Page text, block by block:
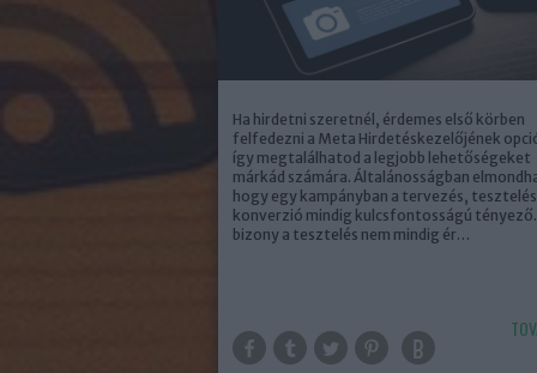
Ha hirdetni szeretnél, érdemes első körben
felfedezni a Meta Hirdetéskezelőjének
így megtalálhatod a legjobb lehetőségeket
márkád számára. Általánosságban
hogy egy kampányban a tervezés, tesztelés
konverzió mindig kulcsfontosságú tényező.
bizony a tesztelés nem mindig ér…